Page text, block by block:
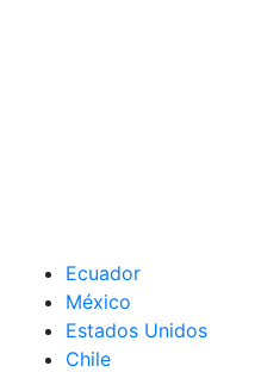
Ecuador
México
Estados Unidos
Chile